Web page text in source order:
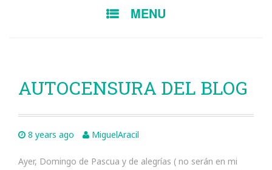
MENU
AUTOCENSURA DEL BLOG
8 years ago MiguelAracil
Ayer, Domingo de Pascua y de alegrías ( no serán en mi